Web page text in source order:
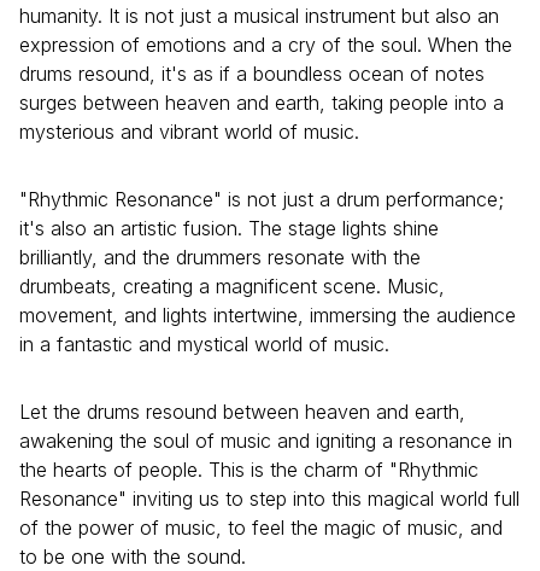
humanity. It is not just a musical instrument but also an
expression of emotions and a cry of the soul. When the
drums resound, it's as if a boundless ocean of notes
surges between heaven and earth, taking people into a
mysterious and vibrant world of music.
"Rhythmic Resonance" is not just a drum performance;
it's also an artistic fusion. The stage lights shine
brilliantly, and the drummers resonate with the
drumbeats, creating a magnificent scene. Music,
movement, and lights intertwine, immersing the audience
in a fantastic and mystical world of music.
Let the drums resound between heaven and earth,
awakening the soul of music and igniting a resonance in
the hearts of people. This is the charm of "Rhythmic
Resonance" inviting us to step into this magical world full
of the power of music, to feel the magic of music, and
to be one with the sound.